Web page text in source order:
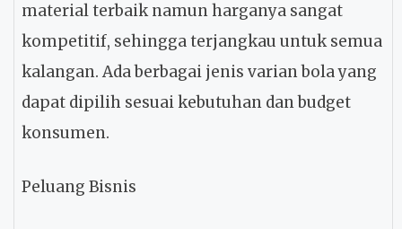
material terbaik namun harganya sangat
kompetitif, sehingga terjangkau untuk semua
kalangan. Ada berbagai jenis varian bola yang
dapat dipilih sesuai kebutuhan dan budget
konsumen.
Peluang Bisnis